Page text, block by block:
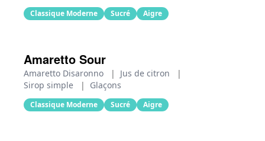
Classique Moderne Sucré Aigre
Amaretto Sour
Amaretto Disaronno | Jus de citron
|
Sirop simple
| Glaçons
Classique Moderne Sucré Aigre